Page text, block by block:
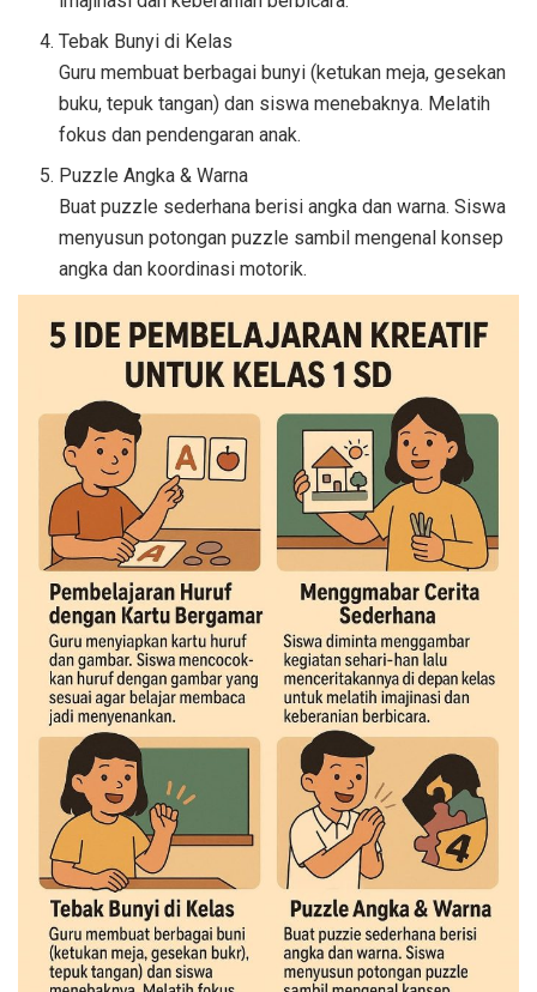
Tebak Bunyi di Kelas
Guru membuat berbagai bunyi (ketukan meja, gesekan
buku, tepuk tangan) dan siswa menebaknya. Melatih
fokus dan pendengaran anak.
Puzzle Angka & Warna
Buat puzzle sederhana berisi angka dan warna. Siswa
menyusun potongan puzzle sambil mengenal konsep
angka dan koordinasi motorik.